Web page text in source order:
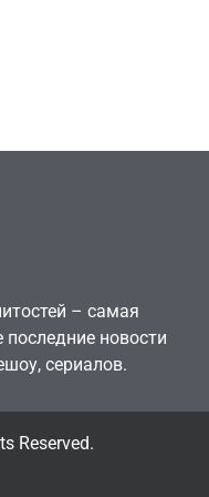
– самая
новости
сериалов.
Reserved.